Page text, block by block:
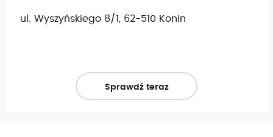
ul. Wyszyńskiego 8/1, 62-510 Konin
Sprawdź teraz